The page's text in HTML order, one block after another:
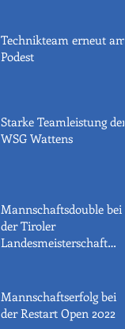
Technikteam erneut am
Podest
Starke Teamleistung der
WSG Wattens
Mannschaftsdouble bei
der Tiroler
Landesmeisterschaft
Mannschaftserfolg bei
der Restart Open 2022